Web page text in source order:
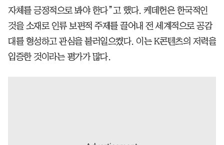
자체를 긍정적으로 봐야 한다”고 했다. 케데헌은 한국적인
것을 소재로 인류 보편적 주제를 끌어내 전 세계적으로 공감
대를 형성하고 관심을 불러일으켰다. 이는 K콘텐츠의 저력을
입증한 것이라는 평가가 많다.